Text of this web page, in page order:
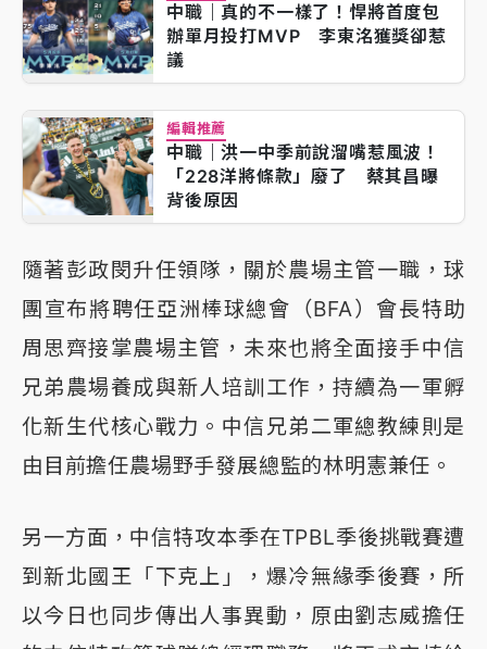
中職｜真的不一樣了！悍將首度包
辦單月投打MVP 李東洺獲獎卻惹
議
編輯推薦
中職｜洪一中季前說溜嘴惹風波！
「228洋將條款」廢了 蔡其昌曝
背後原因
隨著彭政閔升任領隊，關於農場主管一職，球
團宣布將聘任亞洲棒球總會（BFA）會長特助
周思齊接掌農場主管，未來也將全面接手中信
兄弟農場養成與新人培訓工作，持續為一軍孵
化新生代核心戰力。中信兄弟二軍總教練則是
由目前擔任農場野手發展總監的林明憲兼任。
另一方面，中信特攻本季在TPBL季後挑戰賽遭
到新北國王「下克上」，爆冷無緣季後賽，所
以今日也同步傳出人事異動，原由劉志威擔任